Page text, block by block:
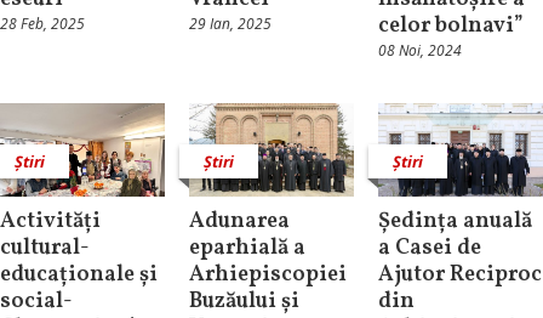
28 Feb, 2025 29 Ian, 2025
celor bolnavi”
08 Noi, 2024
Știri
Activități
cultural-
educaționale și
social-
Știri
Adunarea
eparhială a
Arhiepiscopiei
Buzăului și
Știri
Ședința anuală
a Casei de
Ajutor Reciproc
din